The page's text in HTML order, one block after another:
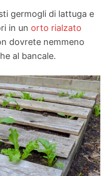
germogli di lattuga e
in un orto rialzato
dovrete nemmeno
al bancale.